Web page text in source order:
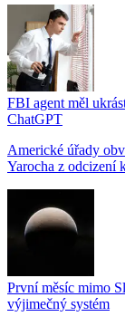
FBI agent měl
ChatGPT
Americké úřady
Yarocha z odcizení
První měsíc mimo
výjimečný systém